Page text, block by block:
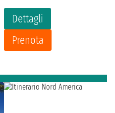
Dettagli
Prenota